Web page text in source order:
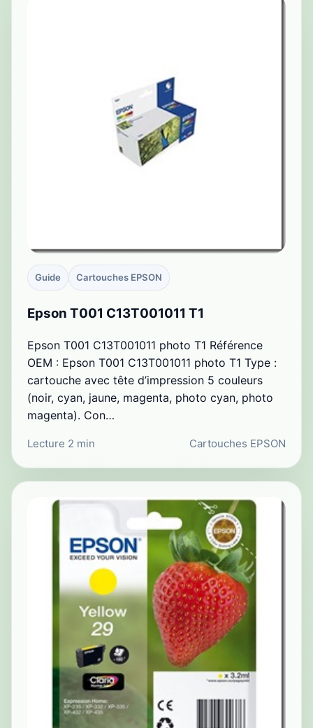
Guide Cartouches EPSON
Epson T001 C13T001011 T1
Epson T001 C13T001011 photo T1 Référence
OEM : Epson T001 C13T001011 photo T1 Type :
cartouche avec tête d’impression 5 couleurs
(noir, cyan, jaune, magenta, photo cyan, photo
magenta). Con…
Lecture 2 min Cartouches EPSON